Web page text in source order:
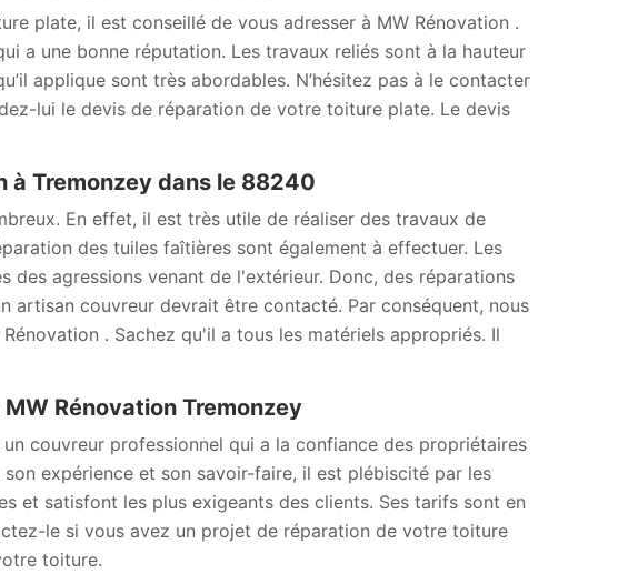
plate, il est conseillé de vous adresser à MW Rénovation .
a une bonne réputation. Les travaux reliés sont à la hauteur
applique sont très abordables. N’hésitez pas à le contacter
lui le devis de réparation de votre toiture plate. Le devis
à Tremonzey dans le 88240
En effet, il est très utile de réaliser des travaux de
des tuiles faîtières sont également à effectuer. Les
agressions venant de l'extérieur. Donc, des réparations
artisan couvreur devrait être contacté. Par conséquent, nous
. Sachez qu'il a tous les matériels appropriés. Il
Rénovation Tremonzey
couvreur professionnel qui a la confiance des propriétaires
expérience et son savoir-faire, il est plébiscité par les
et satisfont les plus exigeants des clients. Ses tarifs sont en
le si vous avez un projet de réparation de votre toiture
toiture.